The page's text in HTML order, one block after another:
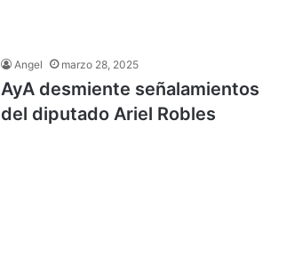
Angel marzo 28, 2025
AyA desmiente señalamientos
del diputado Ariel Robles